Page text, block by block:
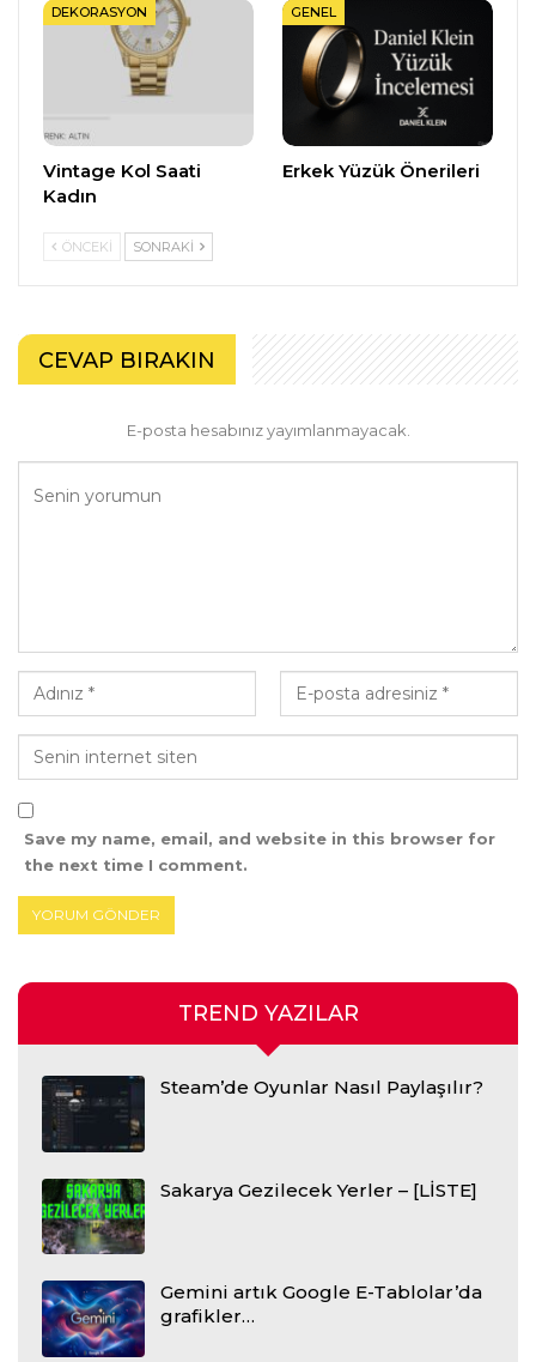
DEKORASYON
Vintage Kol Saati
Kadın
GENEL
Erkek Yüzük Önerileri
ÖNCEKI SONRAKI
CEVAP BIRAKIN
E-posta hesabınız yayımlanmayacak.
Save my name, email, and website in this browser for
the next time I comment.
TREND YAZILAR
Steam’de Oyunlar Nasıl Paylaşılır?
Sakarya Gezilecek Yerler – [LİSTE]
Gemini artık Google E-Tablolar’da
grafikler…